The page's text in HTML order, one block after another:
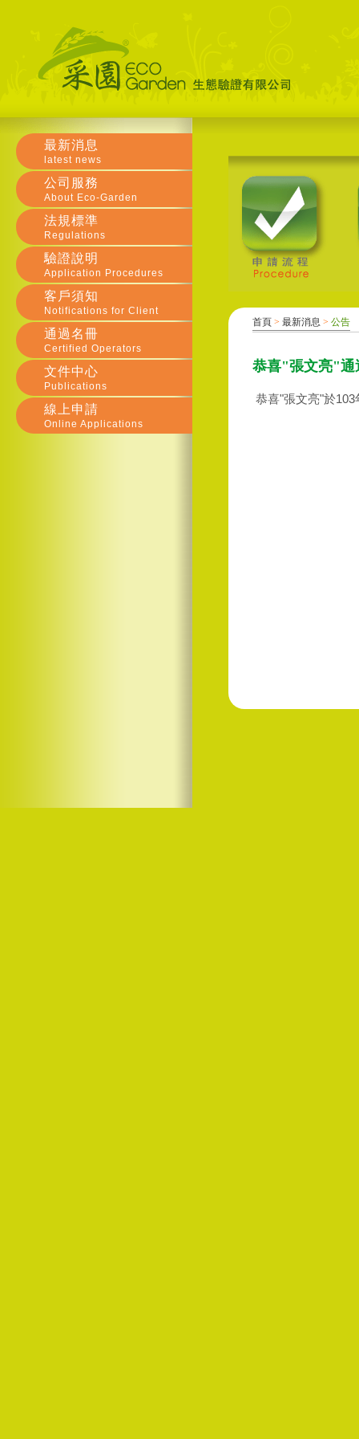
首頁 > 最新消息 > 公告
恭喜"張文亮"通
恭喜"張文亮"於
最新消息
latest news
公司服務
About Eco-Garden
法規標準
Regulations
驗證說明
Application Procedures
客戶須知
Notifications for Client
通過名冊
Certified Operators
文件中心
Publications
線上申請
Online Applications